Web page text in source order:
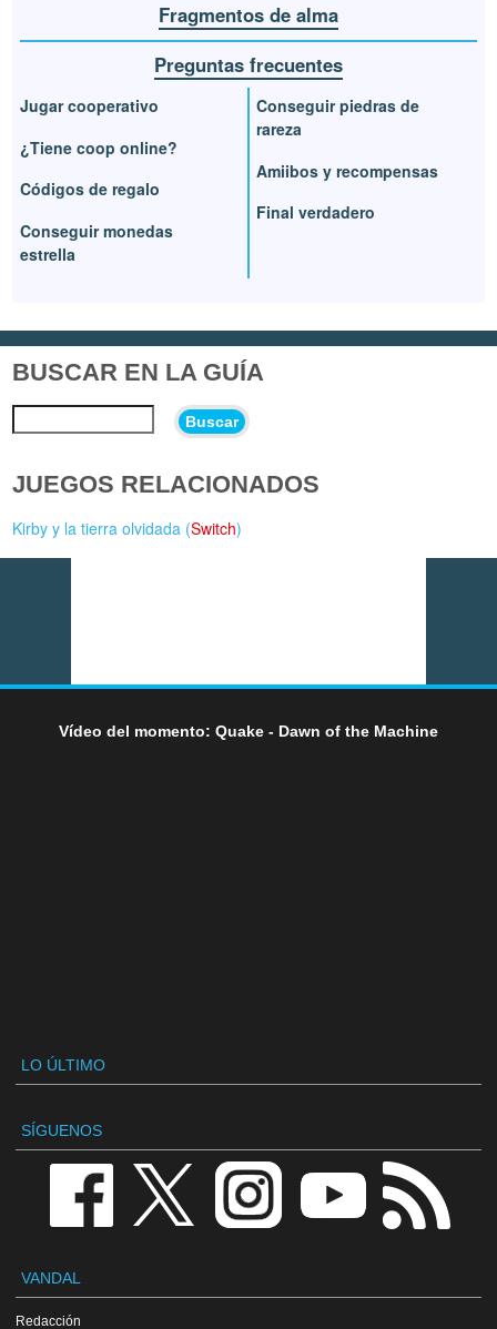
Fragmentos de alma
Preguntas frecuentes
Jugar cooperativo
¿Tiene coop online?
Códigos de regalo
Conseguir monedas
estrella
Conseguir piedras de
rareza
Amiibos y recompensas
Final verdadero
BUSCAR EN LA GUÍA
Buscar
JUEGOS RELACIONADOS
Kirby y la tierra olvidada (Switch)
Vídeo del momento: Quake - Dawn of the Machine
LO ÚLTIMO
SÍGUENOS
VANDAL
Redacción